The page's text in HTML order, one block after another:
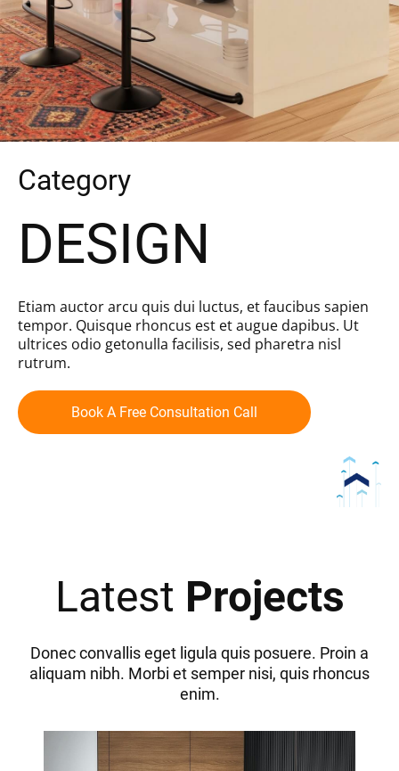
Category
DESIGN
Etiam auctor arcu quis dui luctus, et faucibus sapien
tempor. Quisque rhoncus est et augue dapibus. Ut
ultrices odio getonulla facilisis, sed pharetra nisl
rutrum.
Book A Free Consultation Call
Latest Projects
Donec convallis eget ligula quis posuere. Proin a
aliquam nibh. Morbi et semper nisi, quis rhoncus
enim.